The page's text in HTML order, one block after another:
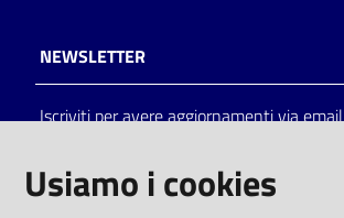
on line
NEWSLETTER
Iscriviti per avere aggiornamenti via email
Usiamo i cookies